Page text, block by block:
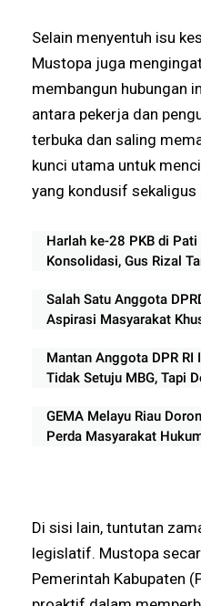
Selain menyentuh isu
Mustopa juga
membangun hubungan
antara pekerja dan
terbuka dan saling
kunci utama untuk
yang kondusif
Harlah ke-28 PKB di
Konsolidasi, Gus Rizal
Salah Satu Anggota
Aspirasi Masyarakat
Mantan Anggota DPR RI
Tidak Setuju MBG, Tapi
GEMA Melayu Riau
Perda Masyarakat
Di sisi lain, tuntutan
legislatif. Mustopa
Pemerintah Kabupaten